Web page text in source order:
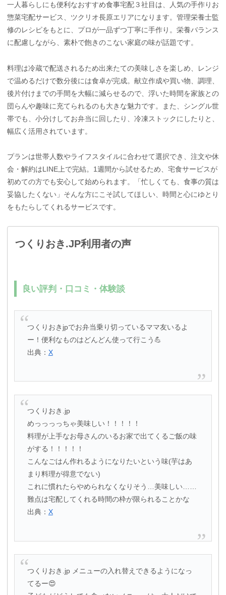
一人暮らしにも便利なおすすめ食事宅配３社目は、人気の手作りお
惣菜宅配サービス、ツクリオ長原エリアになります。管理栄養士監
修のレシピをもとに、プロが一品ずつ丁寧に手作り。栄養バランス
に配慮しながら、素朴で飽きのこない家庭の味が話題です。
料理は冷蔵で配送されるため出来たての美味しさを楽しめ、レンジ
で温めるだけで数分後には食卓が完成。献立作成や買い物、調理、
後片付けまでの手間を大幅に減らせるので、浮いた時間を家族との
団らんや趣味に充てられるのも大きな魅力です。また、シングル世
帯でも、小分けしてお弁当に回したり、冷凍ストックにしたりと、
幅広く活用されています。
プランは世帯人数やライフスタイルに合わせて選択でき、注文や休
会・解約はLINE上で完結。1週間から試せるため、宅食サービスが
初めての方でも安心して始められます。「忙しくても、食事の質は
妥協したくない」そんな方にこそ試してほしい、時間と心にゆとり
をもたらしてくれるサービスです。
つくりおき.JP利用者の声
良い評判・口コミ・体験談
つくりおきjpでお弁当乗り切っているママ友いるよ
ー！便利なものはどんどん使って行こう💪
出典： X
つくりおき.jp
めっっっっちゃ美味しい！！！！！
料理が上手なお母さんのいるお家で出てくるご飯の味
がする！！！！！
こんなごはん作れるようになりたいという味(芋はあ
まり料理が得意でない)
これに慣れたらやめられなくなりそう…美味しい……
難点は宅配してくれる時間の枠が限られることかな
出典： X
つくりおき.jp メニューの入れ替えできるようになっ
てるー😍